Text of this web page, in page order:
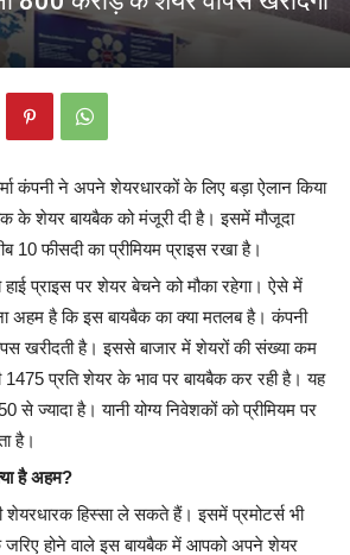
कंपनी ने अपने शेयरधारकों के लिए बड़ा ऐलान किया
के शेयर बायबैक को मंजूरी दी है। इसमें मौजूदा
10 फीसदी का प्रीमियम प्राइस रखा है।
प्राइस पर शेयर बेचने को मौका रहेगा। ऐसे में
अहम है कि इस बायबैक का क्या मतलब है। कंपनी
खरीदती है। इससे बाजार में शेयरों की संख्या कम
प्रति शेयर के भाव पर बायबैक कर रही है। यह
से ज्यादा है। यानी योग्य निवेशकों को प्रीमियम पर
है।
है अहम?
हिस्सा ले सकते हैं। इसमें प्रमोटर्स भी
होने वाले इस बायबैक में आपको अपने शेयर